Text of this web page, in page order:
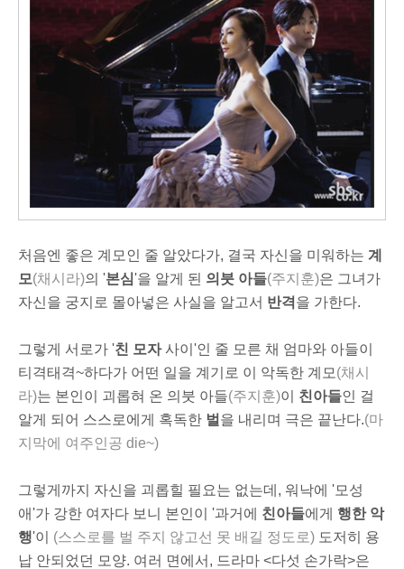
처음엔 좋은 계모인 줄 알았다가, 결국 자신을 미워하는 계
모(채시라)의 '본심'을 알게 된 의붓 아들(주지훈)은 그녀가
자신을 궁지로 몰아넣은 사실을 알고서 반격 을 가한다.
그렇게 서로가 '친 모자사이'인 줄 모른 채 엄마와 아들이
티격태격~하다가 어떤 일을 계기로 이 악독한 계모 (채시
라)는 본인이 괴롭혀 온 의붓 아들(주지훈)이 친아들인 걸
알게 되어 스스로에게 혹독한 벌 을 내리며 극은 끝난다.(마
지막에 여주인공 die~)
그렇게까지 자신을 괴롭힐 필요는 없는데, 워낙에 '모성
애'가 강한 여자다 보니 본인이 '과거에 친아들에게 행한 악
행'이 (스스로를 벌 주지 않고선 못 배길 정도로) 도저히 용
납 안되었던 모양. 여러 면에서, 드라마 <다섯 손가락>은